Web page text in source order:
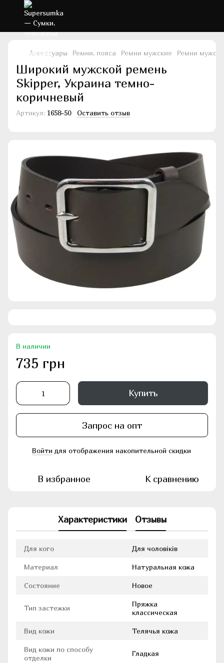
Аксессуары Ремни, пояса Ремни мужские Ремни
Широкий мужской ремень
Skipper, Украина темно-
коричневый
Артикул: 1658-50 Оставить отзыв
В наличии
735 грн
Купить
Запрос на опт
Войти для отображения накопительной скидки
В избранное К сравнению
Характеристики Отзывы
Для кого Для чоловіків
Материал Натуральная кожа
Состояние Новое
Тип застежки
Пряжка
классическая
Вид кожи Телячья кожа
Вид кожи по способу
отделки
Гладкая